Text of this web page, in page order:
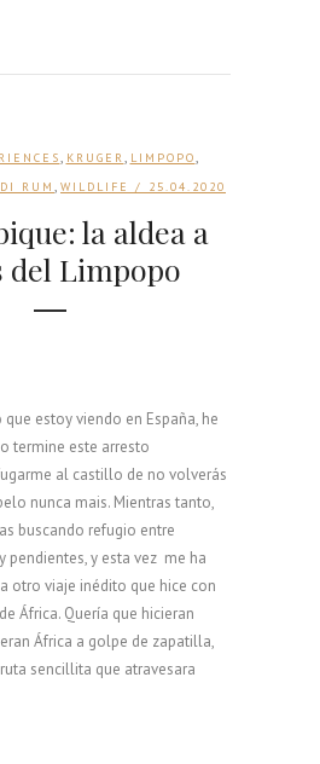
, KRUGER, LIMPOPO,
RUM , WILDLIFE / 25.04.2020
la aldea a
del Limpopo
estoy viendo en España, he
termine este arresto
al castillo de no volverás
nunca mais. Mientras tanto,
buscando refugio entre
pendientes, y esta vez me ha
otro viaje inédito que hice con
África. Quería que hicieran
África a golpe de zapatilla,
sencillita que atravesara